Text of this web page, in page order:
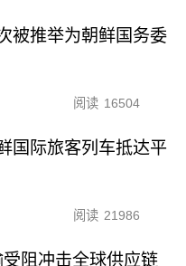
被推举为朝鲜国务委
阅读 16504
国际旅客列车抵达平
阅读 21986
阻冲击全球供应链